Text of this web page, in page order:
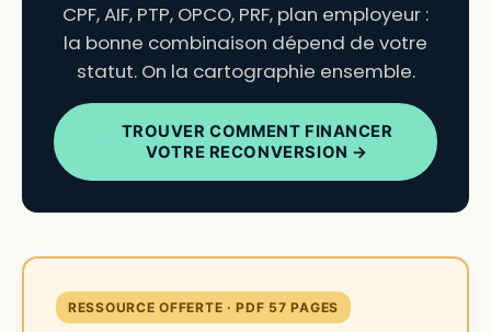
CPF, AIF, PTP, OPCO, PRF, plan employeur :
la bonne combinaison dépend de votre
statut. On la cartographie ensemble.
TROUVER COMMENT FINANCER
VOTRE RECONVERSION →
RESSOURCE OFFERTE · PDF 57 PAGES